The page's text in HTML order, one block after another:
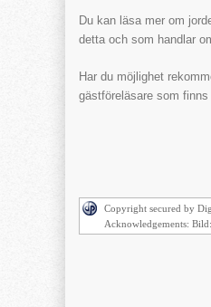
Du kan läsa mer om
detta och som handlar
Har du möjlighet
gästföreläsare som
Copyright secured by
Acknowledgements: